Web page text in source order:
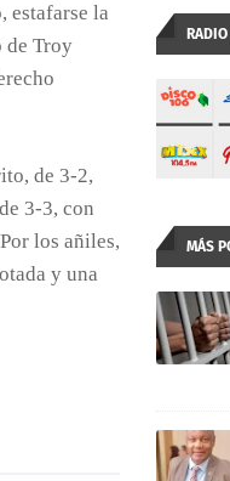
estafarse la
de Troy
de 3-2,
3-3, con
los añiles,
y una
MÁS